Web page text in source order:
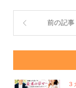
前の記事
３